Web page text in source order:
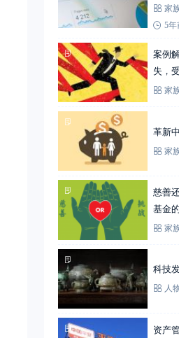
家
5年
案例
失，
家
革新
家
慈善
基金
家
科技
人
资产